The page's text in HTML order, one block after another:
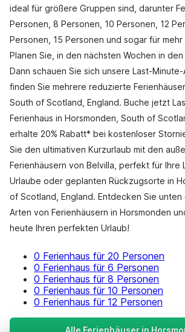
ideal für größere Gruppen sind, darunter
Personen, 8 Personen, 10 Personen, 12
Personen, 15 Personen und sogar für
Planen Sie, in den nächsten Wochen in
Dann schauen Sie sich unsere Last-
finden Sie mehrere reduzierte
South of Scotland, England. Buche jetzt
Ferienhaus in Horsmonden, South of
erhalte 20% Rabatt* bei kostenloser
Sie den ultimativen Kurzurlaub mit den
Ferienhäusern von Belvilla, perfekt für Ihre
Urlaube oder geplanten Rückzugsorte in
of Scotland, England. Entdecken Sie
Arten von Ferienhäusern in Horsmonden
heute Ihren perfekten Urlaub!
0 Ferienhaus für 20 Personen
0 Ferienhaus für 6 Personen
0 Ferienhaus für 8 Personen
0 Ferienhaus für 10 Personen
0 Ferienhaus für 12 Personen
Alle Ferienhäuser in